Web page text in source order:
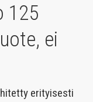
125
ei
erityisesti